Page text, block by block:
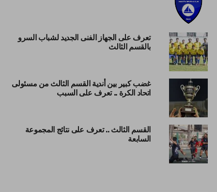
تعرف على الجهاز الفنى الجديد لشباب السرو
بالقسم الثالث
غضب كبير بين أندية القسم الثالث من مسئولى
اتحاد الكرة .. تعرف على السبب
القسم الثالث .. تعرف على نتائج المجموعة
السابعة